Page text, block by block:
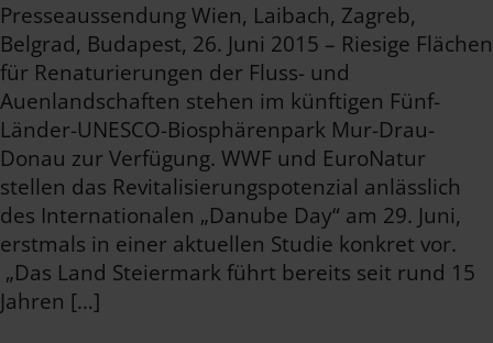
Presseaussendung Wien, Laibach, Zagreb,
Belgrad, Budapest, 26. Juni 2015 – Riesige Flächen
für Renaturierungen der Fluss- und
Auenlandschaften stehen im künftigen Fünf-
Länder-UNESCO-Biosphärenpark Mur-Drau-
Donau zur Verfügung. WWF und EuroNatur
stellen das Revitalisierungspotenzial anlässlich
des Internationalen „Danube Day“ am 29. Juni,
erstmals in einer aktuellen Studie konkret vor.
„Das Land Steiermark führt bereits seit rund 15
Jahren […]